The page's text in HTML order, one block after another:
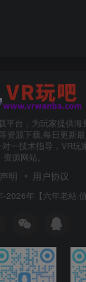
平台，为玩家提供海
资源下载,每日更新最
一技术指导，VR玩
资源网站。
明 用户协议
年【六年老站·值